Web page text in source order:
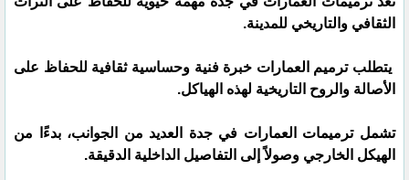
الثقافي والتاريخي للمدينة.
يتطلب ترميم العمارات خبرة فنية وحساسية ثقافية للحفاظ على
الأصالة والروح التاريخية لهذه الهياكل.
تشمل ترميمات العمارات في جدة العديد من الجوانب، بدءًا من
الهيكل الخارجي وصولاً إلى التفاصيل الداخلية الدقيقة.